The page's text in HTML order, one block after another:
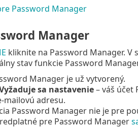
Password Manager
Manager
kliknite na Password Manager.
stav funkcie Password
Manager je už vytvorený.
sa nastavenie– váš účet
adresu.
Password Managernie je pre
pre Password Manager